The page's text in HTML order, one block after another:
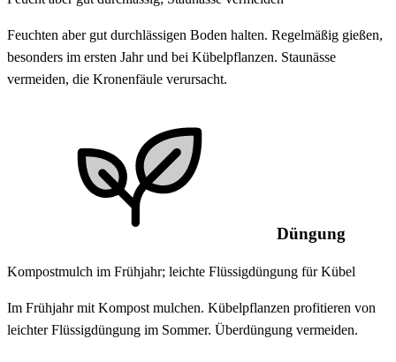
Feuchten aber gut durchlässigen Boden halten. Regelmäßig gießen,
besonders im ersten Jahr und bei Kübelpflanzen. Staunässe
vermeiden, die Kronenfäule verursacht.
Düngung
Kompostmulch im Frühjahr; leichte Flüssigdüngung für Kübel
Im Frühjahr mit Kompost mulchen. Kübelpflanzen profitieren von
leichter Flüssigdüngung im Sommer. Überdüngung vermeiden.